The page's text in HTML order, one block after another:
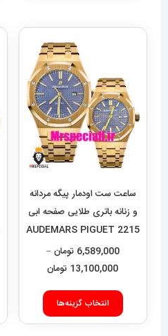
انواع
مختلفی
می
باشد.
گزینه
ها
ممکن
است
در
صفحه
محصول
ساعت ست اودمار پیگه مردانه
و زنانه باتری طلایی صفحه ابی
2215 AUDEMARS PIGUET
ROYAL
6,589,000 تومان–
13,100,000 تومانمحدوده
تا
انتخاب گزینه‌ها
این
محصول